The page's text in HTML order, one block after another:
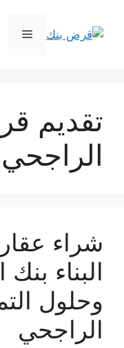
المحتوى
القائمة
تقديم
الراجحي
شراء
وحلول
الراجحي